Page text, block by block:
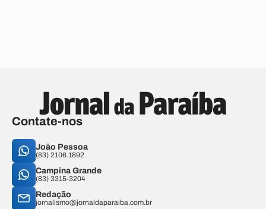
Contate-nos
João Pessoa
(83) 2106.1892
Campina Grande
(83) 3315-3204
Redação
jornalismo@jornaldaparaiba.com.br